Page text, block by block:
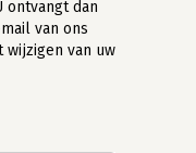
ontvangt dan
van ons
van uw